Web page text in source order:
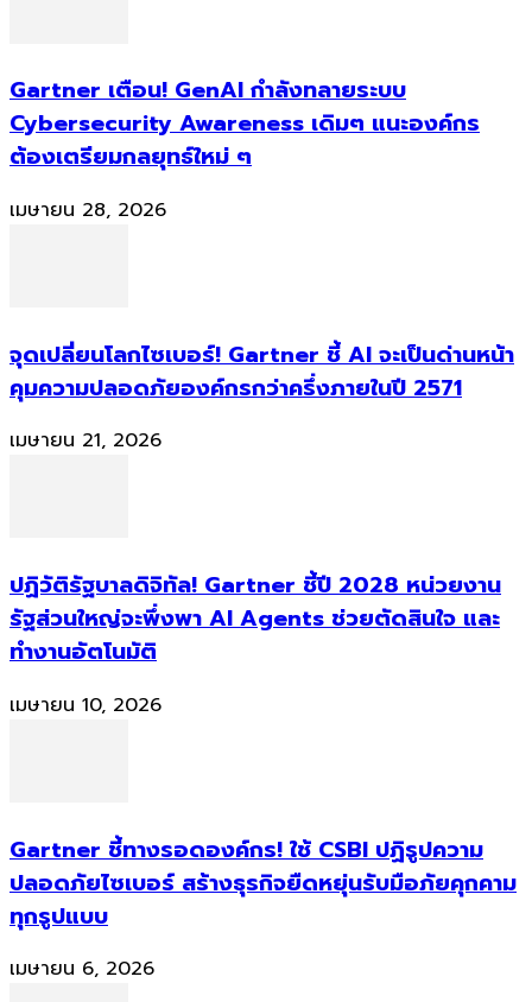
Gartner เตือน! GenAI กำลังทลายระบบ
Cybersecurity Awareness เดิมๆ แนะองค์กร
ต้องเตรียมกลยุทธ์ใหม่ ๆ
เมษายน 28, 2026
จุดเปลี่ยนโลกไซเบอร์! Gartner ชี้ AI จะเป็นด่านหน้า
คุมความปลอดภัยองค์กรกว่าครึ่งภายในปี 2571
เมษายน 21, 2026
ปฏิวัติรัฐบาลดิจิทัล! Gartner ชี้ปี 2028 หน่วยงาน
รัฐส่วนใหญ่จะพึ่งพา AI Agents ช่วยตัดสินใจ และ
ทำงานอัตโนมัติ
เมษายน 10, 2026
Gartner ชี้ทางรอดองค์กร! ใช้ CSBI ปฏิรูปความ
ปลอดภัยไซเบอร์ สร้างธุรกิจยืดหยุ่นรับมือภัยคุกคาม
ทุกรูปแบบ
เมษายน 6, 2026